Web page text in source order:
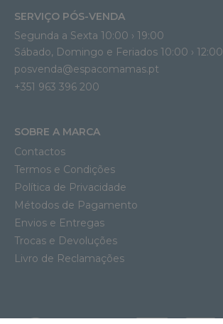
SERVIÇO PÓS-VENDA
Segunda a Sexta 10:00 › 19:00
Sábado, Domingo e Feriados 10:00 › 12:00
posvenda@espacomamas.pt
+351 963 396 200
SOBRE A MARCA
Contactos
Termos e Condições
Política de Privacidade
Métodos de Pagamento
Envios e Entregas
Trocas e Devoluções
Livro de Reclamações